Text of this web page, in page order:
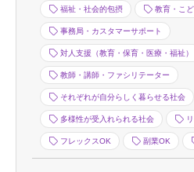
福祉・社会的包摂 教育・こ
事務局・カスタマーサポート
対人支援（教育・保育・医療・福祉）
教師・講師・ファシリテーター
それぞれが自分らしく暮らせる社会
多様性が受入れられる社会
フレックスOK 副業OK